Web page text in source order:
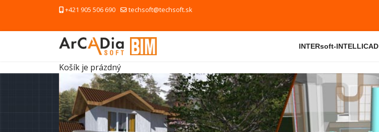
+421 905 506 690 techsoft@techsoft.sk
INTERsoft-INTELLICAD
Košík je prázdný